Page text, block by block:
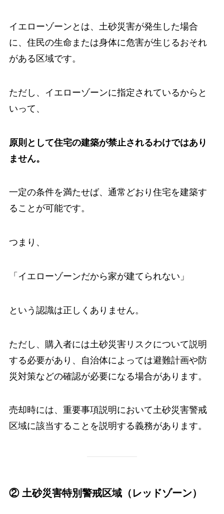
イエローゾーンとは、土砂災害が発生した場合
に、住民の生命または身体に危害が生じるおそれ
がある区域です。
ただし、イエローゾーンに指定されているからと
いって、
原則として住宅の建築が禁止されるわけではあり
ません。
一定の条件を満たせば、通常どおり住宅を建築す
ることが可能です。
つまり、
「イエローゾーンだから家が建てられない」
という認識は正しくありません。
ただし、購入者には土砂災害リスクについて説明
する必要があり、自治体によっては避難計画や防
災対策などの確認が必要になる場合があります。
売却時には、重要事項説明において土砂災害警戒
区域に該当することを説明する義務があります。
② 土砂災害特別警戒区域（レッドゾーン）